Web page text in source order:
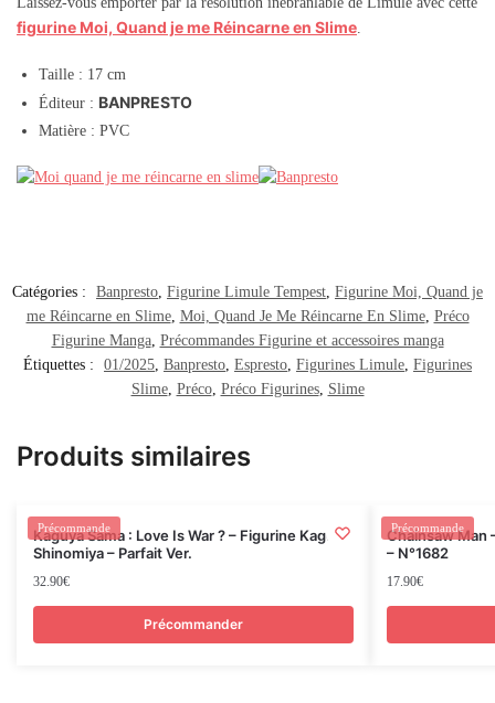
figurine Moi, Quand je me Réincarne en Slime.
Taille : 17 cm
Éditeur : BANPRESTO
Matière : PVC
Catégories : Banpresto Figurine Limule Tempest Figurine Moi, Quand je
me Réincarne en Slime, Moi, Quand Je Me Réincarne En Slime, Préco
Figurine Manga, Précommandes Figurine et accessoires manga
Étiquettes :
01/2025 Banpresto Espresto Figurines Limule Figurines
Slime, Préco, Préco Figurines, Slime
Produits similaires
Précommande
Kaguya Sama : Love Is War ? – Figurine Kaguya
Shinomiya – Parfait Ver.
32.90€
Précommander
Précommande
Chainsaw Man
– N°1682
17.90€